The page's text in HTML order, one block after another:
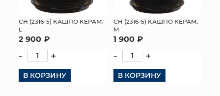
СН (2316-5) КАШПО КЕРАМ.
L
2 900 ₽
- +
В КОРЗИНУ
СН (2316-5) КАШПО КЕРАМ.
M
1 900 ₽
- +
В КОРЗИНУ